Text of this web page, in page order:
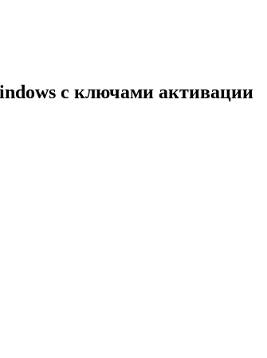
с ключами активации